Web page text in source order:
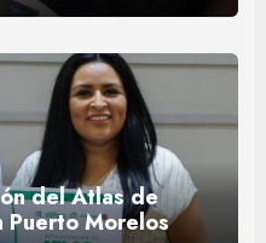
del Atlas de
Puerto Morelos